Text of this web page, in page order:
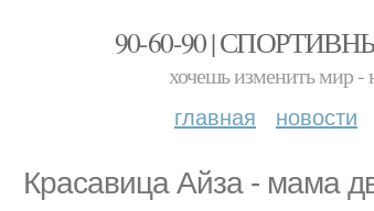
90-60-90 |
хочешь изменить мир -
главная новости
Красавица Айза - мама